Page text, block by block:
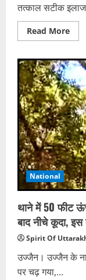
तत्काल सटीक
Read MoreRead
more
में
को
मिलेगा
सटीक
आपात
के
लिए
ट्रामा
तैयार
National
थाने में 50 फीट
बाद नीचे कूदा, इस
Spirit Of
उज्जैन। उज्जैन के
पर चढ़ गया,...